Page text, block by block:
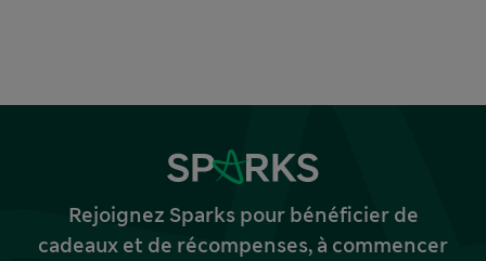
Rejoignez Sparks pour bénéficier de
cadeaux et de récompenses, à commencer